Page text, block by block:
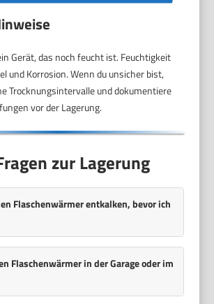
Gerät, das noch feucht ist. Feuchtigkeit
und Korrosion. Wenn du unsicher bist,
Trocknungsintervalle und dokumentiere
vor der Lagerung.
zur Lagerung
Flaschenwärmer entkalken, bevor ich
Flaschenwärmer in der Garage oder im